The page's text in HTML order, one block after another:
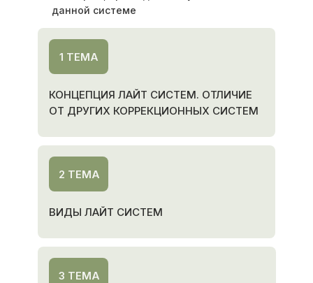
данной системе
КОНЦЕПЦИЯ ЛАЙТ СИСТЕМ. ОТЛИЧИЕ
ОТ ДРУГИХ КОРРЕКЦИОННЫХ СИСТЕМ
ВИДЫ ЛАЙТ СИСТЕМ
1 ТЕМА
2 ТЕМА
3 ТЕМА